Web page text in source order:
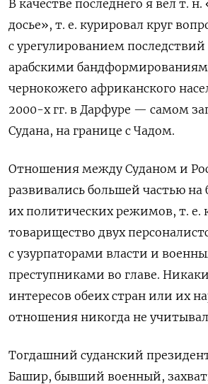
В качестве последнего я вел т.
досье», т. е. курировал круг
с урегулированием
арабскими
чернокожего африканского
2000-х гг. в Дарфуре — самом
Судана, на границе с Чадом.
Отношения между Суданом и
развивались большей частью на
их политических режимов, т. е.
товарищество двух
с узурпаторами власти и
преступниками во главе.
интересов обеих стран или их
отношения никогда не
Тогдашний суданский
Башир, бывший военный,